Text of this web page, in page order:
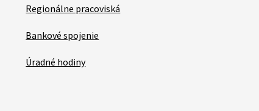
Regionálne pracoviská
Bankové spojenie
Úradné hodiny